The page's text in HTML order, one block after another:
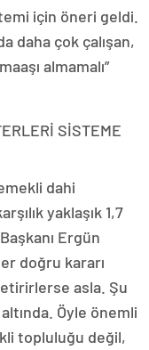
için öneri geldi.
daha çok çalışan,
almamalı”
SİSTEME
dahi
yaklaşık 1,7
Ergün
doğru kararı
asla. Şu
Öyle önemli
topluluğu değil,